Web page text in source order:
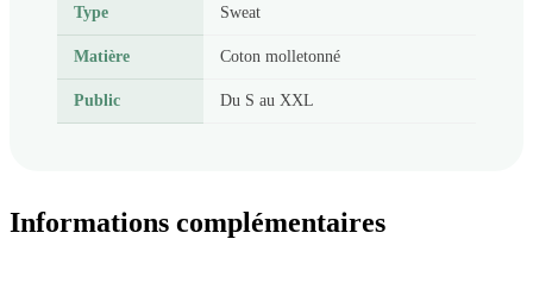
Type Sweat
Matière Coton molletonné
Public Du S au XXL
Informations complémentaires